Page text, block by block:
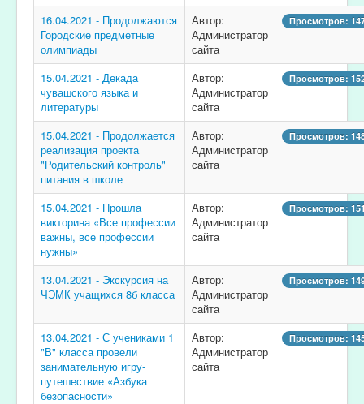
16.04.2021 - Продолжаются
Городские предметные
олимпиады
Автор:
Администратор
сайта
Просмотров:
15.04.2021 - Декада
чувашского языка и
литературы
Автор:
Администратор
сайта
Просмотров:
15.04.2021 - Продолжается
реализация проекта
"Родительский контроль"
питания в школе
Автор:
Администратор
сайта
Просмотров:
15.04.2021 - Прошла
викторина «Все профессии
важны, все профессии
нужны»
Автор:
Администратор
сайта
Просмотров:
13.04.2021 - Экскурсия на
ЧЭМК учащихся 8б класса
Автор:
Администратор
сайта
Просмотров:
13.04.2021 - С учениками 1
"В" класса провели
занимательную игру-
путешествие «Азбука
безопасности»
Автор:
Администратор
сайта
Просмотров: